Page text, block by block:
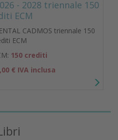
- 2028 triennale 150
ECM
CADMOS triennale 150
ECM
150 crediti
€ IVA inclusa